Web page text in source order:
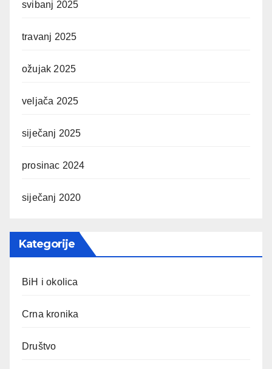
svibanj 2025
travanj 2025
ožujak 2025
veljača 2025
siječanj 2025
prosinac 2024
siječanj 2020
Kategorije
BiH i okolica
Crna kronika
Društvo